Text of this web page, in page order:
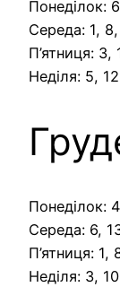
Понеділок:
Середа: 1,
П’ятниця:
Неділя: 5,
Понеділок:
Середа: 6,
П’ятниця:
Неділя: 3,